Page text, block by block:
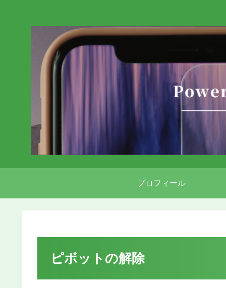
プロフィール
ピボットの解除